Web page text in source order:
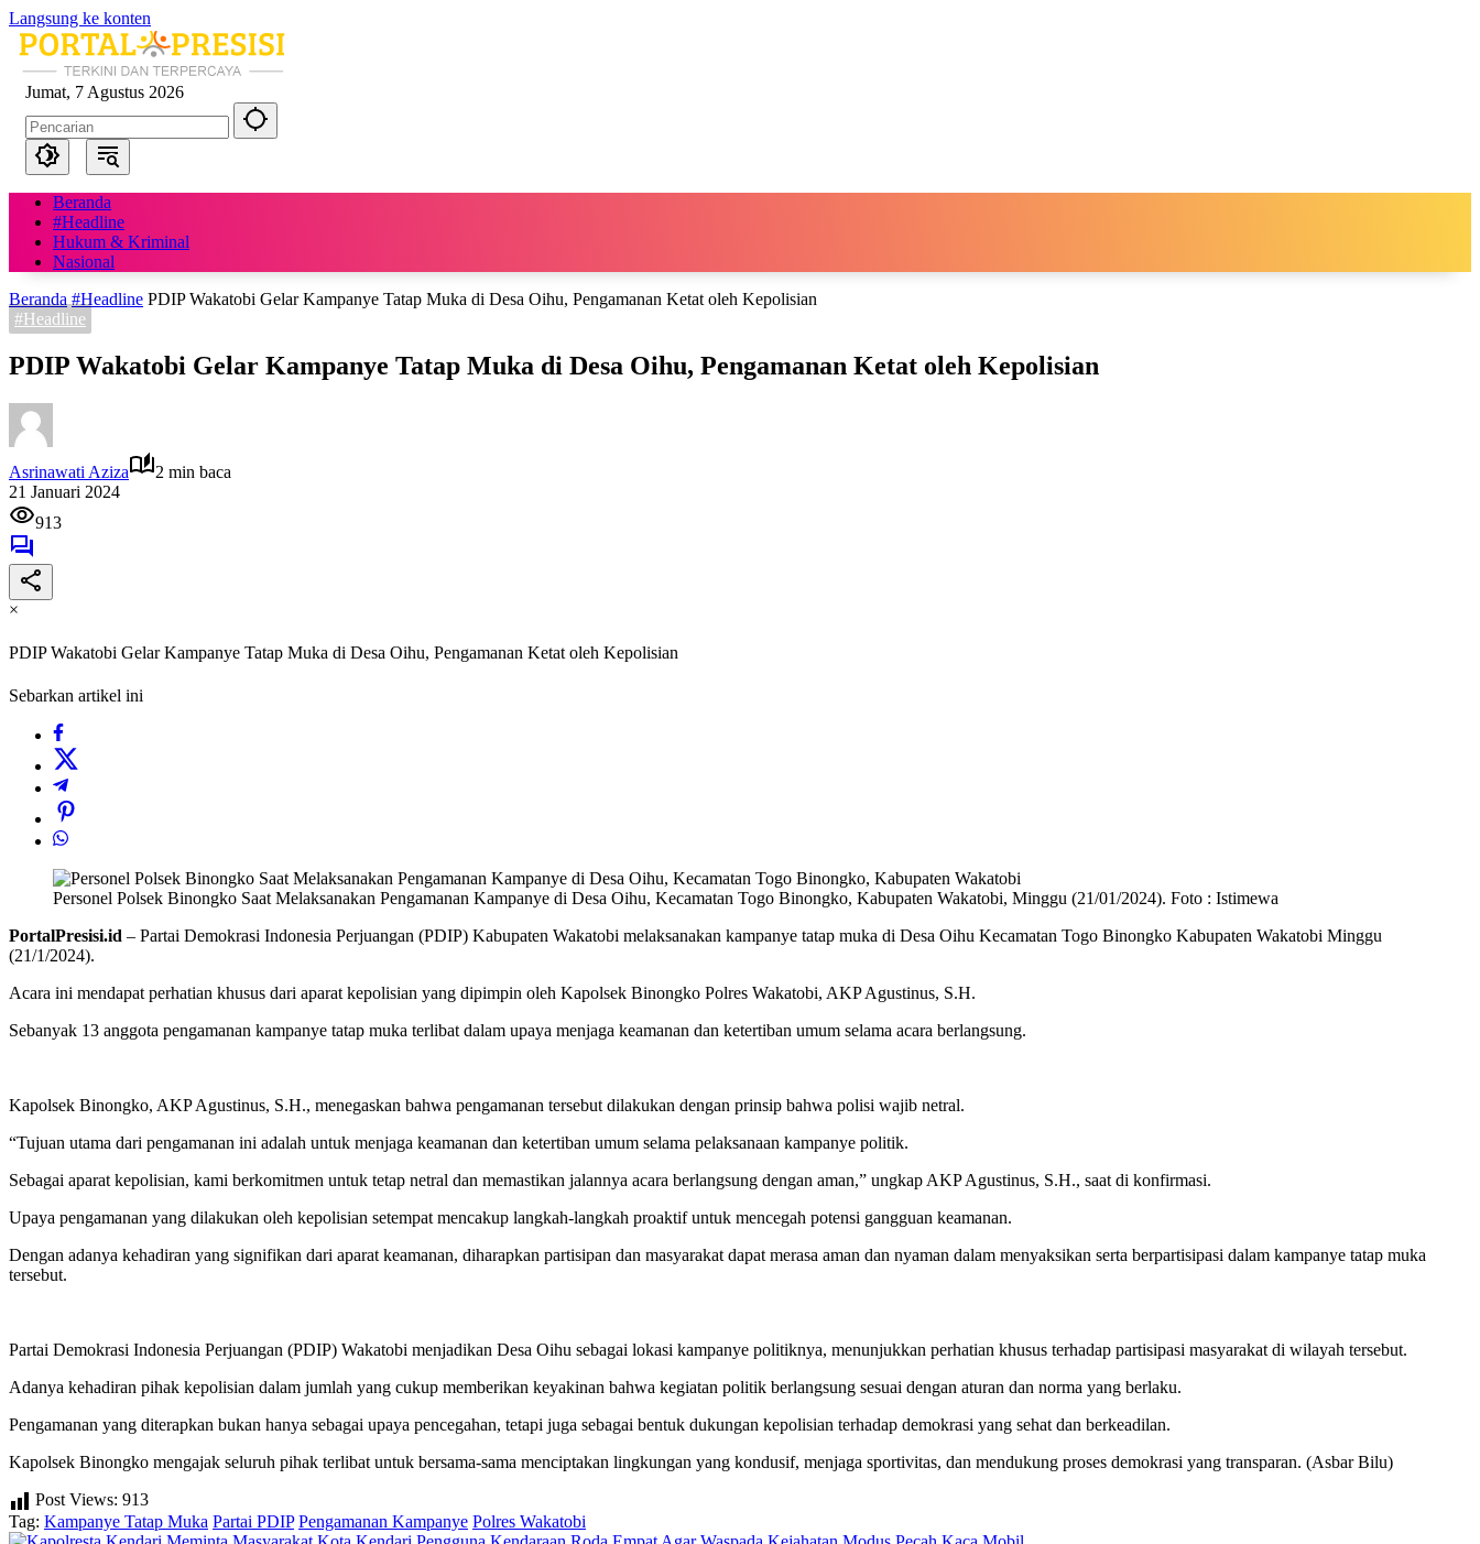
Langsung ke konten
Jumat, 7 Agustus 2026
Beranda
#Headline
Hukum & Kriminal
Nasional
Beranda #Headline PDIP Wakatobi Gelar Kampanye Tatap Muka di Desa Oihu, Pengamanan Ketat oleh Kepolisian
#Headline
PDIP Wakatobi Gelar Kampanye Tatap Muka di Desa Oihu, Pengamanan Ketat oleh Kepolisian
Asrinawati Aziza
2 min baca
21 Januari 2024
913
×
PDIP Wakatobi Gelar Kampanye Tatap Muka di Desa Oihu, Pengamanan Ketat oleh Kepolisian
Sebarkan artikel ini
Personel Polsek Binongko Saat Melaksanakan Pengamanan Kampanye di Desa Oihu, Kecamatan Togo Binongko, Kabupaten Wakatobi, Minggu (21/01/2024). Foto : Istimewa
PortalPresisi.id – Partai Demokrasi Indonesia Perjuangan (PDIP) Kabupaten Wakatobi melaksanakan kampanye tatap muka di Desa Oihu Kecamatan Togo Binongko Kabupaten Wakatobi Minggu
(21/1/2024).
Acara ini mendapat perhatian khusus dari aparat kepolisian yang dipimpin oleh Kapolsek Binongko Polres Wakatobi, AKP Agustinus, S.H.
Sebanyak 13 anggota pengamanan kampanye tatap muka terlibat dalam upaya menjaga keamanan dan ketertiban umum selama acara berlangsung.
Kapolsek Binongko, AKP Agustinus, S.H., menegaskan bahwa pengamanan tersebut dilakukan dengan prinsip bahwa polisi wajib netral.
“Tujuan utama dari pengamanan ini adalah untuk menjaga keamanan dan ketertiban umum selama pelaksanaan kampanye politik.
Sebagai aparat kepolisian, kami berkomitmen untuk tetap netral dan memastikan jalannya acara berlangsung dengan aman,” ungkap AKP Agustinus, S.H., saat di konfirmasi.
Upaya pengamanan yang dilakukan oleh kepolisian setempat mencakup langkah-langkah proaktif untuk mencegah potensi gangguan keamanan.
Dengan adanya kehadiran yang signifikan dari aparat keamanan, diharapkan partisipan dan masyarakat dapat merasa aman dan nyaman dalam menyaksikan serta berpartisipasi dalam kampanye tatap muka
tersebut.
Partai Demokrasi Indonesia Perjuangan (PDIP) Wakatobi menjadikan Desa Oihu sebagai lokasi kampanye politiknya, menunjukkan perhatian khusus terhadap partisipasi masyarakat di wilayah tersebut.
Adanya kehadiran pihak kepolisian dalam jumlah yang cukup memberikan keyakinan bahwa kegiatan politik berlangsung sesuai dengan aturan dan norma yang berlaku.
Pengamanan yang diterapkan bukan hanya sebagai upaya pencegahan, tetapi juga sebagai bentuk dukungan kepolisian terhadap demokrasi yang sehat dan berkeadilan.
Kapolsek Binongko mengajak seluruh pihak terlibat untuk bersama-sama menciptakan lingkungan yang kondusif, menjaga sportivitas, dan mendukung proses demokrasi yang transparan. (Asbar Bilu)
Post Views: 913
Tag: Kampanye Tatap Muka Partai PDIP Pengamanan Kampanye Polres Wakatobi